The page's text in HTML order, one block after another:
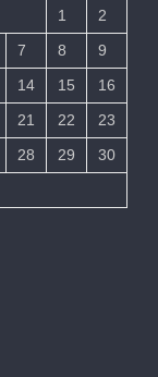
1
2
7 8
9
14 15
16
21 22
23
28 29
30